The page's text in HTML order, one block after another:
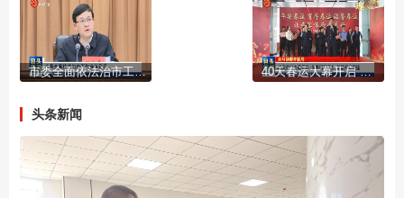
市委全面依法治市工作会议召开 40天春运大幕开启 多部门齐发力 护航平安旅途
头条新闻